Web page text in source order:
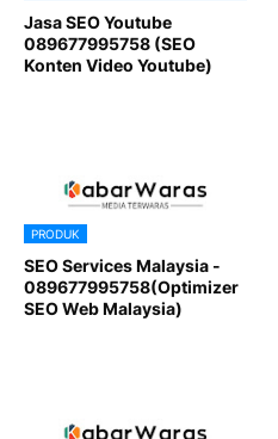
Jasa SEO Youtube
089677995758 (SEO
Konten Video Youtube)
PRODUK
SEO Services Malaysia -
089677995758(Optimizer
SEO Web Malaysia)